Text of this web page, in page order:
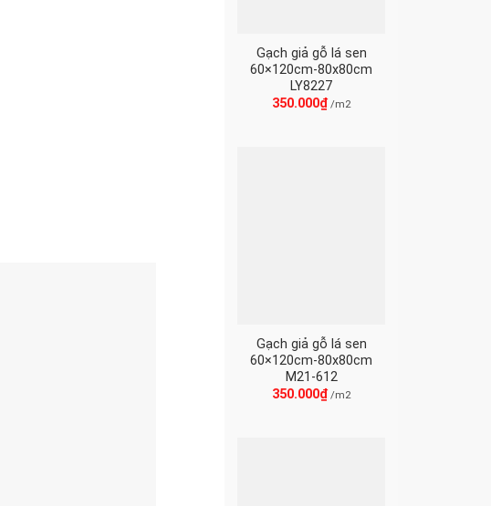
Gạch giả gỗ lá sen
60×120cm-80x80cm
LY8227
350.000₫ /m2
Gạch giả gỗ lá sen
60×120cm-80x80cm
M21-612
350.000₫ /m2